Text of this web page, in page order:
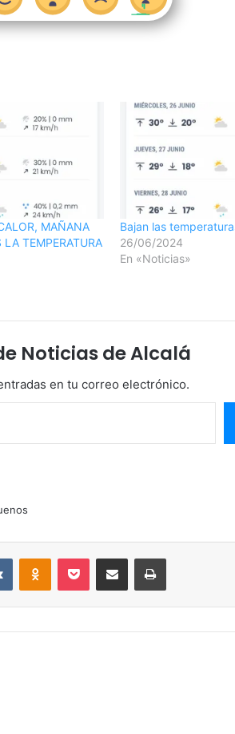
MAÑANA
TEMPERATURA
Bajan las
26/06/2024
En «Noticias»
Noticias de Alcalá
en tu correo electrónico.